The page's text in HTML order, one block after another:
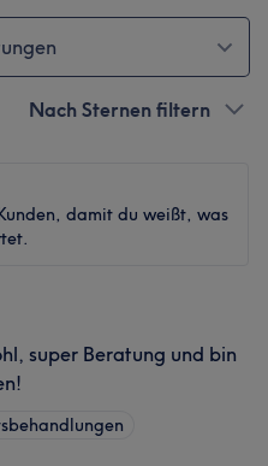
Nach Sternen filtern
damit du weißt, was
super Beratung und bin